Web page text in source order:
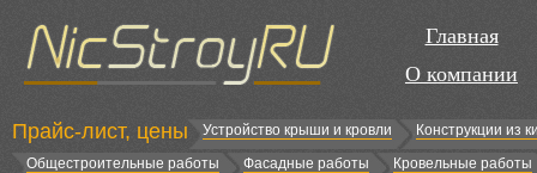
Главная
О компании
Прайс-лист, цены Устройство крыши и кровли
Конструкции из
Общестроительные работы
Фасадные работы Кровельные работы